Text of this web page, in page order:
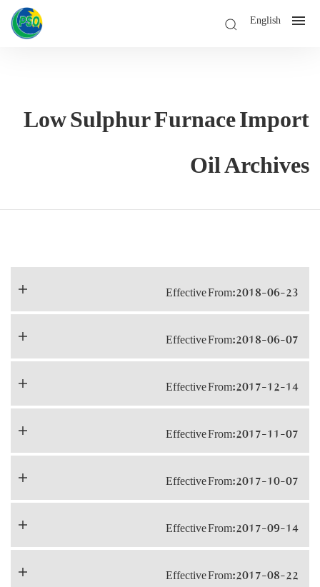
English
Low Sulphur Furnace Import
Oil Archives
Effective From:2018-06-23
Effective From:2018-06-07
Effective From:2017-12-14
Effective From:2017-11-07
Effective From:2017-10-07
Effective From:2017-09-14
Effective From:2017-08-22